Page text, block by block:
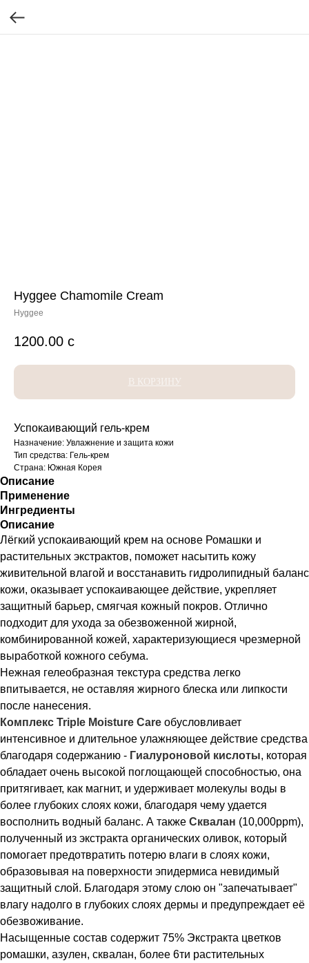
Hyggee Chamomile Cream
Hyggee
1200.00 с
В КОРЗИНУ
Успокаивающий гель-крем
Назначение: Увлажнение и защита кожи
Тип средства: Гель-крем
Страна: Южная Корея
Описание
Применение
Ингредиенты
Описание
Лёгкий успокаивающий крем на основе Ромашки и
растительных экстрактов, поможет насытить кожу
живительной влагой и восстанавить гидролипидный баланс
кожи, оказывает успокаивающее действие, укрепляет
защитный барьер, смягчая кожный покров. Отлично
подходит для ухода за обезвоженной жирной,
комбинированной кожей, характеризующиеся чрезмерной
выработкой кожного себума.
Нежная гелеобразная текстура средства легко
впитывается, не оставляя жирного блеска или липкости
после нанесения.
Комплекс Triple Moisture Care обусловливает
интенсивное и длительное улажняющее действие средства
благодаря содержанию - Гиалуроновой кислоты, которая
обладает очень высокой поглощающей способностью, она
притягивает, как магнит, и удерживает молекулы воды в
более глубоких слоях кожи, благодаря чему удается
восполнить водный баланс. А также Сквалан (10,000ppm),
полученный из экстракта органических оливок, который
помогает предотвратить потерю влаги в слоях кожи,
образовывая на поверхности эпидермиса невидимый
защитный слой. Благодаря этому слою он "запечатывает"
влагу надолго в глубоких слоях дермы и предупреждает её
обезвоживание.
Насыщенные состав содержит 75% Экстракта цветков
ромашки, азулен, сквалан, более 6ти растительных